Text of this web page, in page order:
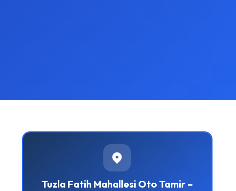
Tuzla Fatih Mahallesi Oto Tamir –